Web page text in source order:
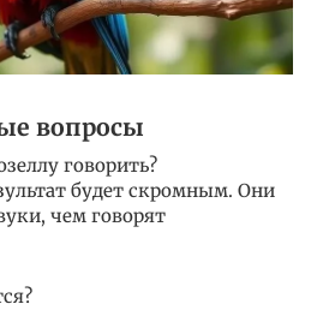
вопросы
говорить?
будет скромным. Они
чем говорят